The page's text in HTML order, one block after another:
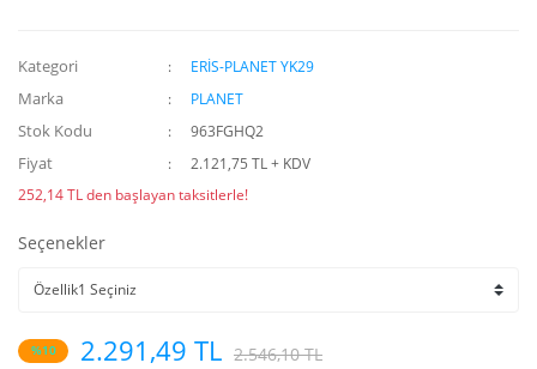
Kategori ERİS-PLANET YK29
Marka PLANET
Stok Kodu 963FGHQ2
Fiyat
2.121,75 TL + KDV
252,14 TL den başlayan taksitlerle!
Seçenekler
%10 2.291,49 TL 2.546,10 TL